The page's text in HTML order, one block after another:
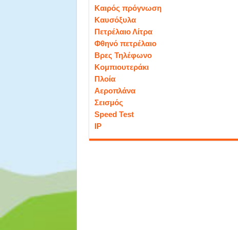
Καιρός πρόγνωση
Καυσόξυλα
Πετρέλαιο Λίτρα
Φθηνό πετρέλαιο
Βρες Τηλέφωνο
Κομπιουτεράκι
Πλοία
Αεροπλάνα
Σεισμός
Speed Test
IP